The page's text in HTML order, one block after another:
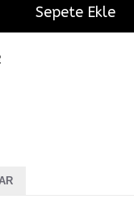
Sepete Ekle